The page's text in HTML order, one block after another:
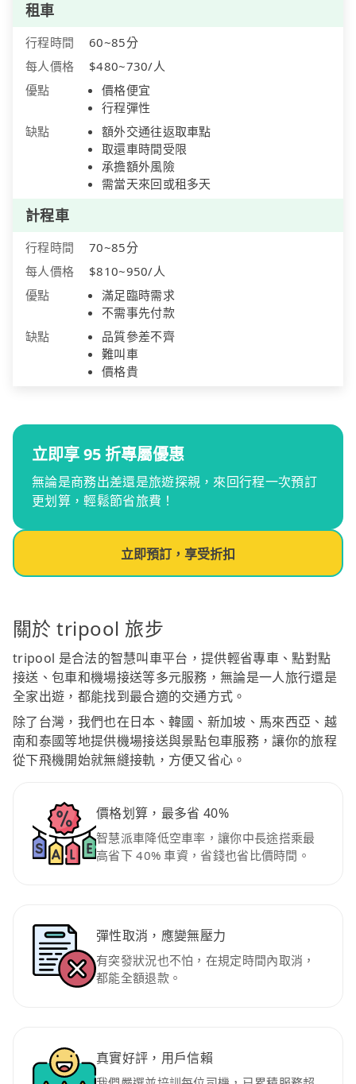
租車
行程時間
60~85分
每人價格
$480~730/人
優點
價格便宜
行程彈性
缺點
額外交通往返取車點
取還車時間受限
承擔額外風險
需當天來回或租多天
計程車
行程時間
70~85分
每人價格
$810~950/人
優點
滿足臨時需求
不需事先付款
缺點
品質參差不齊
難叫車
價格貴
立即享 95 折專屬優惠
無論是商務出差還是旅遊探親，來回行程一次預訂
更划算，輕鬆節省旅費！
立即預訂，享受折扣
關於 tripool 旅步
tripool 是合法的智慧叫車平台，提供輕省專車、點對點
接送、包車和機場接送等多元服務，無論是一人旅行還是
全家出遊，都能找到最合適的交通方式。
除了台灣，我們也在日本、韓國、新加坡、馬來西亞、越
南和泰國等地提供機場接送與景點包車服務，讓你的旅程
從下飛機開始就無縫接軌，方便又省心。
價格划算，最多省 40%
智慧派車降低空車率，讓你中長途搭乘最
高省下 40% 車資，省錢也省比價時間。
彈性取消，應變無壓力
有突發狀況也不怕，在規定時間內取消，
都能全額退款。
真實好評，用戶信賴